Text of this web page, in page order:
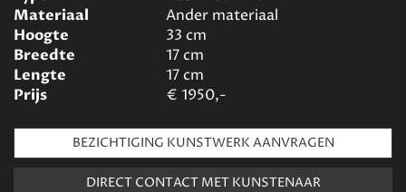
Materiaal
Ander materiaal
Hoogte
33 cm
Breedte
17cm
Lengte
17cm
Prijs
€ 1950,-
BEZICHTIGING KUNSTWERK AANVRAGEN
DIRECT CONTACT MET KUNSTENAAR